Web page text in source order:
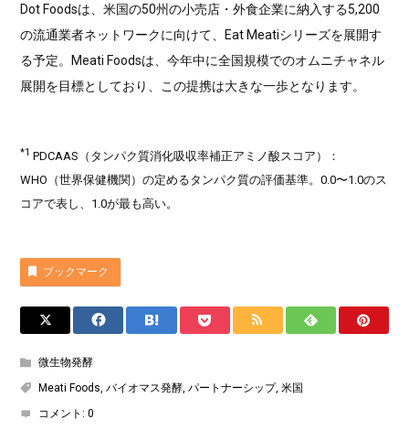
Dot Foodsは、米国の50州の小売店・外食企業に納入する5,200
の流通業者ネットワークに向けて、Eat Meatiシリーズを展開す
る予定。Meati Foodsは、今年中に全国規模でのオムニチャネル
展開を目標としており、この提携は大きな一歩となります。
*1 PDCAAS（タンパク質消化吸収率補正アミノ酸スコア）：
WHO（世界保健機関）の定めるタンパク質の評価基準。0.0〜1.0のス
コアで表し、1.0が最も高い。
ブックマーク
微生物発酵
Meati Foods,バイオマス発酵,パートナーシップ,米国
コメント:0